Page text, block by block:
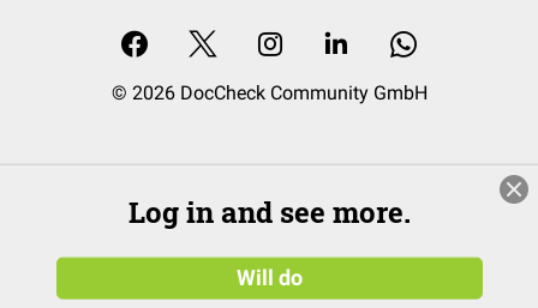
© 2026 DocCheck Community GmbH
Log in and see more.
Will do